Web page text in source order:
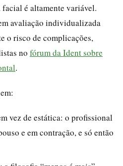
é altamente variável.
avaliação individualizada
o risco de complicações,
no fórum da Ident sobre
.
vez de estática: o profissional
e em contração, e só então